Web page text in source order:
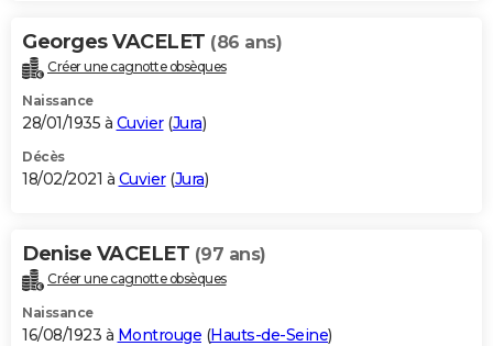
Georges VACELET (86 ans)
Créer une cagnotte obsèques
Naissance
28/01/1935 à Cuvier(Jura)
Décès
18/02/2021 à Cuvier(Jura)
Denise VACELET (97 ans)
Créer une cagnotte obsèques
Naissance
16/08/1923 à Montrouge (Hauts-de-Seine)